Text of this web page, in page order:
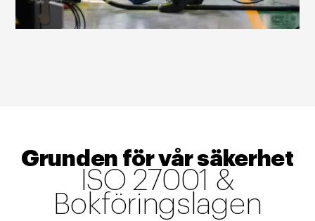
Grunden för vår säkerhet
ISO 27001 &
Bokföringslagen